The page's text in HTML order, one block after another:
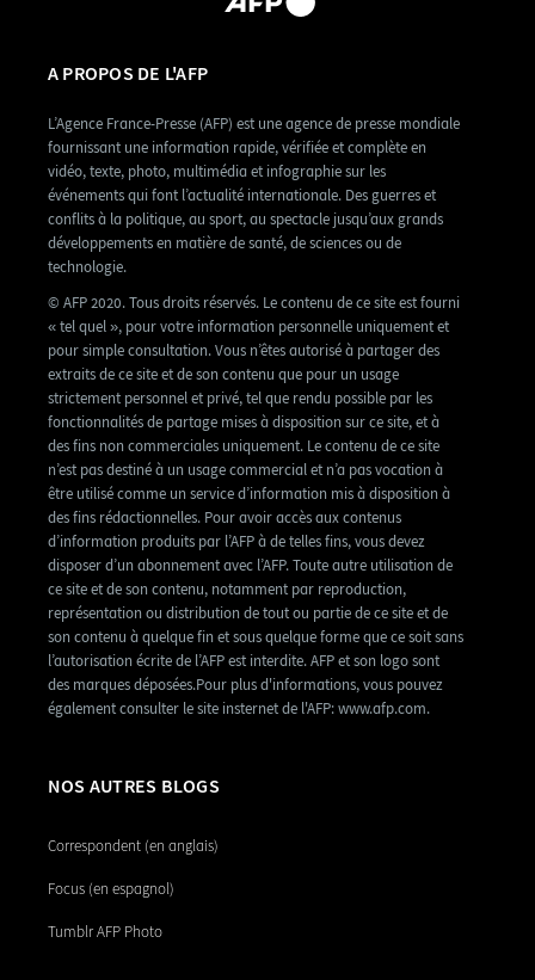
A PROPOS DE L'AFP
L’Agence France-Presse (AFP) est une agence de presse mondiale
fournissant une information rapide, vérifiée et complète en
vidéo, texte, photo, multimédia et infographie sur les
événements qui font l’actualité internationale. Des guerres et
conflits à la politique, au sport, au spectacle jusqu’aux grands
développements en matière de santé, de sciences ou de
technologie.
© AFP 2020. Tous droits réservés. Le contenu de ce site est fourni
« tel quel », pour votre information personnelle uniquement et
pour simple consultation. Vous n’êtes autorisé à partager des
extraits de ce site et de son contenu que pour un usage
strictement personnel et privé, tel que rendu possible par les
fonctionnalités de partage mises à disposition sur ce site, et à
des fins non commerciales uniquement. Le contenu de ce site
n’est pas destiné à un usage commercial et n’a pas vocation à
être utilisé comme un service d’information mis à disposition à
des fins rédactionnelles. Pour avoir accès aux contenus
d’information produits par l’AFP à de telles fins, vous devez
disposer d’un abonnement avec l’AFP. Toute autre utilisation de
ce site et de son contenu, notamment par reproduction,
représentation ou distribution de tout ou partie de ce site et de
son contenu à quelque fin et sous quelque forme que ce soit sans
l’autorisation écrite de l’AFP est interdite. AFP et son logo sont
des marques déposées.Pour plus d'informations, vous pouvez
également consulter le site insternet de l'AFP: www.afp.com.
NOS AUTRES BLOGS
Correspondent (en anglais)
Focus (en espagnol)
Tumblr AFP Photo